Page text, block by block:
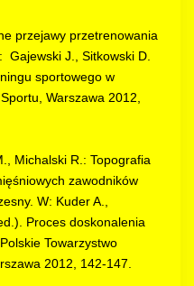
przejawy przetrenowania
Gajewski J., Sitkowski D.
sportowego w
Warszawa 2012,
Michalski R.: Topografia
zawodników
W: Kuder A.,
Proces doskonalenia
Towarzystwo
2012, 142-147.